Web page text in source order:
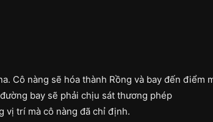
Cô nàng sẽ hóa thành Rồng và bay đến điểm
bay sẽ phải chịu sát thương phép
vị trí mà cô nàng đã chỉ định.